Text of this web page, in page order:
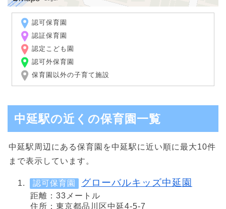
認可保育園
認証保育園
認定こども園
認可外保育園
保育園以外の子育て施設
中延駅の近くの保育園一覧
中延駅周辺にある保育園を中延駅に近い順に最大10件
まで表示しています。
認可保育園 グローバルキッズ中延園
距離：33メートル
住所：東京都品川区中延4-5-7